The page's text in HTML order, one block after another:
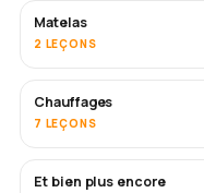
Matelas
2 LEÇONS
BIENTÔT
Chauffages
7 LEÇONS
BIENTÔT
Et bien plus encore